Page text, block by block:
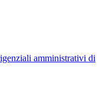
amministrativi di